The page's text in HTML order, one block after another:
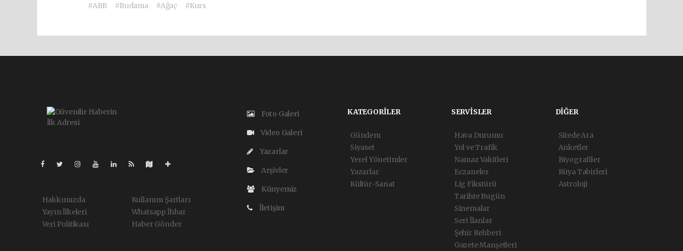
#ABB #Budama #Ağaç #Kurs
Hakkımızda
Yayın İlkeleri
Veri Politikası
Kullanım Şartları
Whatsapp İhbar
Haber Gönder
Foto Galeri
Video Galeri
Yazarlar
Arşivler
Künyemiz
İletişim
KATEGORİLER
Gündem
Siyaset
Yerel Yönetimler
Yazarlar
Kültür-Sanat
SERVİSLER
Hava Durumu
Yol ve Trafik
Namaz Vakitleri
Eczaneler
Lig Fikstürü
Tarihte Bugün
Sinemalar
Seri İlanlar
Şehir Rehberi
Gazete Manşetleri
DİĞER
Sitede Ara
Anketler
Biyografiler
Rüya Tabirleri
Astroloji